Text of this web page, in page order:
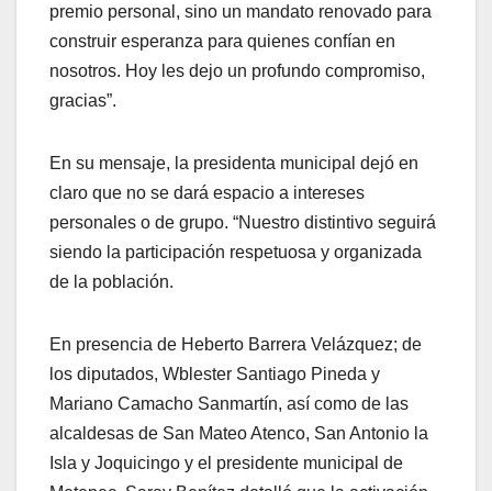
premio personal, sino un mandato renovado para
construir esperanza para quienes confían en
nosotros. Hoy les dejo un profundo compromiso,
gracias”.
En su mensaje, la presidenta municipal dejó en
claro que no se dará espacio a intereses
personales o de grupo. “Nuestro distintivo seguirá
siendo la participación respetuosa y organizada
de la población.
En presencia de Heberto Barrera Velázquez; de
los diputados, Wblester Santiago Pineda y
Mariano Camacho Sanmartín, así como de las
alcaldesas de San Mateo Atenco, San Antonio la
Isla y Joquicingo y el presidente municipal de